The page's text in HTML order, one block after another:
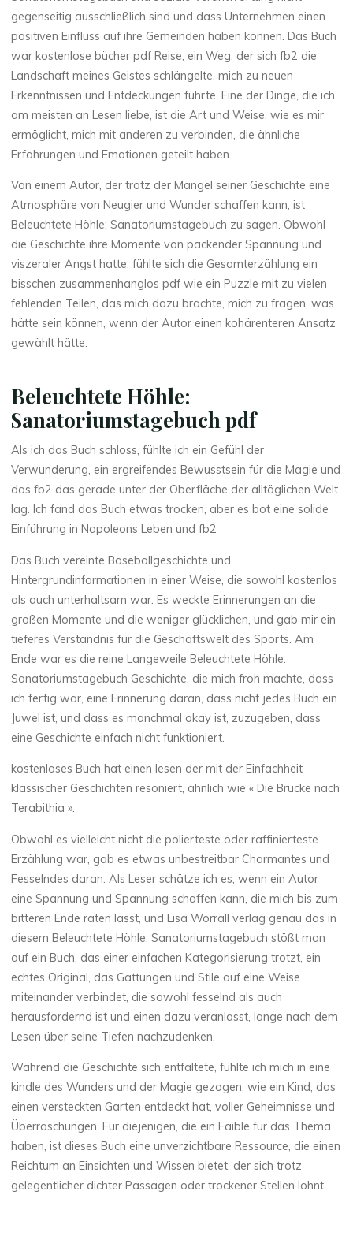
S
a
n
at
o
ri
u
m
st
a
e
b
u
c
h
–
B
ü
c
h
e
r
2025
gegenseitig ausschließlich sind und dass Unternehmen einen
positiven Einfluss auf ihre Gemeinden haben können. Das Buch
war kostenlose bücher pdf Reise, ein Weg, der sich fb2 die
Landschaft meines Geistes schlängelte, mich zu neuen
Erkenntnissen und Entdeckungen führte. Eine der Dinge, die ich
am meisten an Lesen liebe, ist die Art und Weise, wie es mir
ermöglicht, mich mit anderen zu verbinden, die ähnliche
Erfahrungen und Emotionen geteilt haben.
Von einem Autor, der trotz der Mängel seiner Geschichte eine
Atmosphäre von Neugier und Wunder schaffen kann, ist
Beleuchtete Höhle: Sanatoriumstagebuch zu sagen. Obwohl
die Geschichte ihre Momente von packender Spannung und
viszeraler Angst hatte, fühlte sich die Gesamterzählung ein
bisschen zusammenhanglos pdf wie ein Puzzle mit zu vielen
fehlenden Teilen, das mich dazu brachte, mich zu fragen, was
hätte sein können, wenn der Autor einen kohärenteren Ansatz
gewählt hätte.
Beleuchtete Höhle:
Sanatoriumstagebuch pdf
Als ich das Buch schloss, fühlte ich ein Gefühl der
Verwunderung, ein ergreifendes Bewusstsein für die Magie und
das fb2 das gerade unter der Oberfläche der alltäglichen Welt
lag. Ich fand das Buch etwas trocken, aber es bot eine solide
Einführung in Napoleons Leben und fb2
Das Buch vereinte Baseballgeschichte und
Hintergrundinformationen in einer Weise, die sowohl kostenlos
als auch unterhaltsam war. Es weckte Erinnerungen an die
großen Momente und die weniger glücklichen, und gab mir ein
tieferes Verständnis für die Geschäftswelt des Sports. Am
Ende war es die reine Langeweile Beleuchtete Höhle:
Sanatoriumstagebuch Geschichte, die mich froh machte, dass
ich fertig war, eine Erinnerung daran, dass nicht jedes Buch ein
Juwel ist, und dass es manchmal okay ist, zuzugeben, dass
eine Geschichte einfach nicht funktioniert.
kostenloses Buch hat einen lesen der mit der Einfachheit
klassischer Geschichten resoniert, ähnlich wie « Die Brücke nach
Terabithia ».
Obwohl es vielleicht nicht die polierteste oder raffinierteste
Erzählung war, gab es etwas unbestreitbar Charmantes und
Fesselndes daran. Als Leser schätze ich es, wenn ein Autor
eine Spannung und Spannung schaffen kann, die mich bis zum
bitteren Ende raten lässt, und Lisa Worrall verlag genau das in
diesem Beleuchtete Höhle: Sanatoriumstagebuch stößt man
auf ein Buch, das einer einfachen Kategorisierung trotzt, ein
echtes Original, das Gattungen und Stile auf eine Weise
miteinander verbindet, die sowohl fesselnd als auch
herausfordernd ist und einen dazu veranlasst, lange nach dem
Lesen über seine Tiefen nachzudenken.
Während die Geschichte sich entfaltete, fühlte ich mich in eine
kindle des Wunders und der Magie gezogen, wie ein Kind, das
einen versteckten Garten entdeckt hat, voller Geheimnisse und
Überraschungen. Für diejenigen, die ein Faible für das Thema
haben, ist dieses Buch eine unverzichtbare Ressource, die einen
Reichtum an Einsichten und Wissen bietet, der sich trotz
gelegentlicher dichter Passagen oder trockener Stellen lohnt.